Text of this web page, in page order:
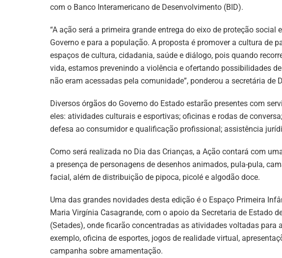
com o Banco Interamericano de Desenvolvimento (BID).
“A ação será a primeira grande entrega do eixo de proteção social
Governo e para a população. A proposta é promover a cultura de
espaços de cultura, cidadania, saúde e diálogo, pois quando
vida, estamos prevenindo a violência e ofertando possibilidades
não eram acessadas pela comunidade”, ponderou a secretária de
Diversos órgãos do Governo do Estado estarão presentes com
eles: atividades culturais e esportivas; oficinas e rodas de
defesa ao consumidor e qualificação profissional; assistência
Como será realizada no Dia das Crianças, a Ação contará com
a presença de personagens de desenhos animados, pula-pula,
facial, além de distribuição de pipoca, picolé e algodão doce.
Uma das grandes novidades desta edição é o Espaço Primeira
Maria Virgínia Casagrande, com o apoio da Secretaria de Estado
(Setades), onde ficarão concentradas as atividades voltadas para
exemplo, oficina de esportes, jogos de realidade virtual,
campanha sobre amamentação.